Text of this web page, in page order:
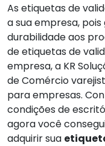
As etiquetas de
a sua empresa,
durabilidade aos
de etiquetas de
empresa, a KR
de Comércio
para empresas.
condições de
agora você
adquirir sua